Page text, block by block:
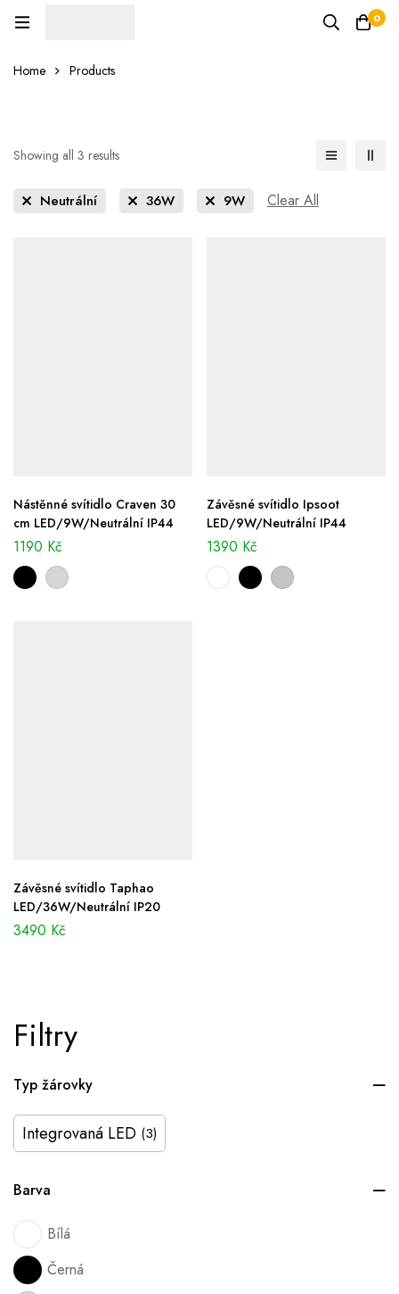
0
Home Products
Filtry
Typ žárovky
Integrovaná LED (3)
Barva
Bílá
Černá
Showing all 3 results
Neutrální 36W 9W Clear All
Nástěnné svítidlo Craven 30
cm LED/9W/Neutrální IP44
1190 Kč
Závěsné svítidlo Ipsoot
LED/9W/Neutrální IP44
1390 Kč
Závěsné svítidlo Taphao
LED/36W/Neutrální IP20
3490 Kč